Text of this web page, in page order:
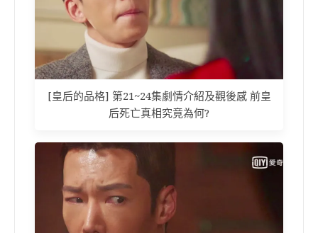
[皇后的品格] 第21~24集劇情介紹及觀後感 前皇
后死亡真相究竟為何?